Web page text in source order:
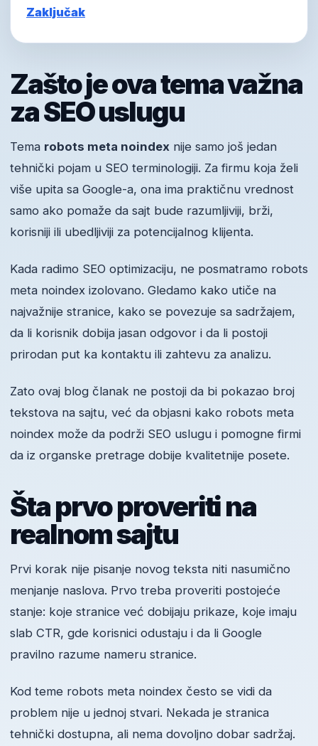
Zaključak
Zašto je ova tema važna
za SEO uslugu
Tema robots meta noindex nije samo još jedan
tehnički pojam u SEO terminologiji. Za firmu koja želi
više upita sa Google-a, ona ima praktičnu vrednost
samo ako pomaže da sajt bude razumljiviji, brži,
korisniji ili ubedljiviji za potencijalnog klijenta.
Kada radimo SEO optimizaciju, ne posmatramo robots
meta noindex izolovano. Gledamo kako utiče na
najvažnije stranice, kako se povezuje sa sadržajem,
da li korisnik dobija jasan odgovor i da li postoji
prirodan put ka kontaktu ili zahtevu za analizu.
Zato ovaj blog članak ne postoji da bi pokazao broj
tekstova na sajtu, već da objasni kako robots meta
noindex može da podrži SEO uslugu i pomogne firmi
da iz organske pretrage dobije kvalitetnije posete.
Šta prvo proveriti na
realnom sajtu
Prvi korak nije pisanje novog teksta niti nasumično
menjanje naslova. Prvo treba proveriti postojeće
stanje: koje stranice već dobijaju prikaze, koje imaju
slab CTR, gde korisnici odustaju i da li Google
pravilno razume nameru stranice.
Kod teme robots meta noindex često se vidi da
problem nije u jednoj stvari. Nekada je stranica
tehnički dostupna, ali nema dovoljno dobar sadržaj.